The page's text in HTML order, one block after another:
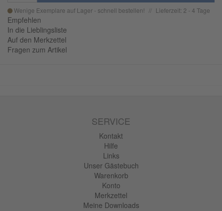
Wenige Exemplare auf Lager - schnell bestellen! Lieferzeit: 2 - 4 Tage
Empfehlen
In die Lieblingsliste
Auf den Merkzettel
Fragen zum Artikel
SERVICE
Kontakt
Hilfe
Links
Unser Gästebuch
Warenkorb
Konto
Merkzettel
Meine Downloads